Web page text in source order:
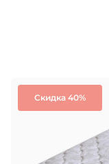
Скидка 40%